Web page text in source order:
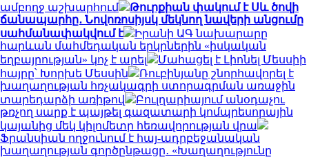
ամբողջ աշխարհում
Թուրքիան փակում է Սև ծովի
ճանապարհը․ Նովոռոսիյսկ մեկնող նավերի անցումը
սահմանափակվում է
Իրանի ԱԳ նախարարը
հարևան մահմեդական երկրներին «իսկական
եղբայրության» կոչ է արել
Մահացել է Լիոնել Մեսսիի
հայրը՝ Խորխե Մեսսին
Ռուբինյանը շնորհավորել է
խաղաղության հռչակագրի ստորագրման առաջին
տարեդարձի առիթով
Բուլղարիայում անօդաչու
թռչող սարք է պայթել գազատարի կոմպրեսորային
կայանից մեկ կիլոմետր հեռավորության վրա
Ֆրանսիան ողջունում է հայ-ադրբեջանական
խաղաղության գործընթացը․ «Խաղաղությունը